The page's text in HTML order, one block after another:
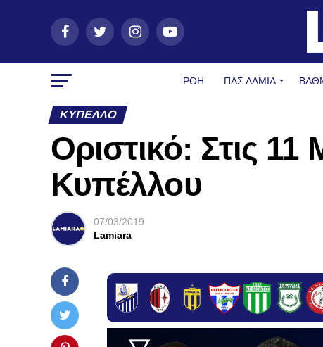
ΡΟΗ ΠΑΣ ΛΑΜΊΑ
ΚΎΠΕΛΛΟ
Οριστικό: Στις 11
Κυπέλλου
07/03/2019
Lamiara